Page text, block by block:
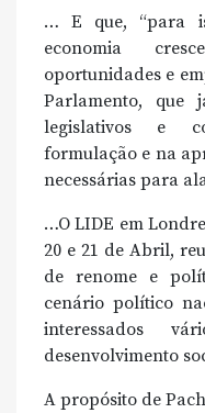
… E que, “para
economia
oportunidades e
Parlamento, que
legislativos e
formulação e na
necessárias para
…O LIDE em
20 e 21 de Abril,
de renome e
cenário político
interessados
desenvolvimento
A propósito de